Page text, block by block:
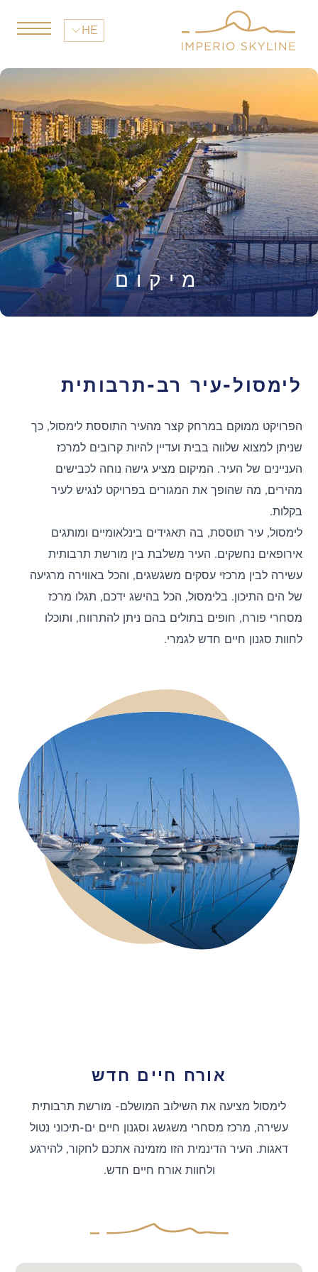
HE
מיקום
לימסול-עיר רב-תרבותית
הפרויקט ממוקם במרחק קצר מהעיר התוססת לימסול, כך
שניתן למצוא שלווה בבית ועדיין להיות קרובים למרכז
העניינים של העיר. המיקום מציע גישה נוחה לכבישים
מהירים, מה שהופך את המגורים בפרויקט לנגיש לעיר
בקלות.
לימסול, עיר תוססת, בה תאגידים בינלאומיים ומותגים
אירופאים נחשקים. העיר משלבת בין מורשת תרבותית
עשירה לבין מרכזי עסקים משגשגים, והכל באווירה מרגיעה
של הים התיכון. בלימסול, הכל בהישג ידכם, תגלו מרכז
מסחרי פורח, חופים בתולים בהם ניתן להתרווח, ותוכלו
לחוות סגנון חיים חדש לגמרי.
אורח חיים חדש
לימסול מציעה את השילוב המושלם- מורשת תרבותית
עשירה, מרכז מסחרי משגשג וסגנון חיים ים-תיכוני נטול
דאגות. העיר הדינמית הזו מזמינה אתכם לחקור, להירגע
ולחוות אורח חיים חדש.